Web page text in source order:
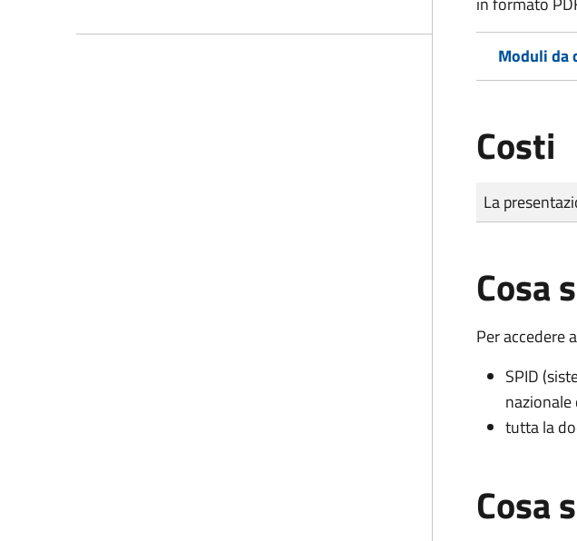
Moduli da
Costi
Tipo di
Importo
La
Cosa
Per accedere
SPID
nazionale
tutta la
Cosa